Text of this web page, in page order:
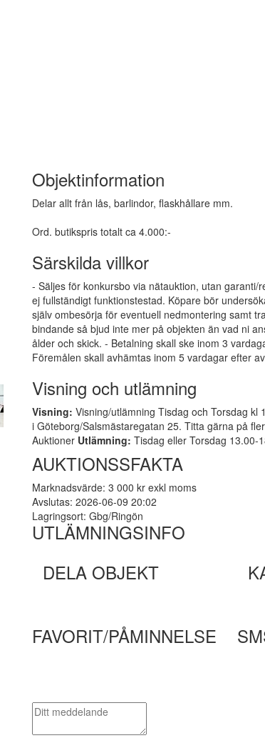
Objektinformation
Delar allt från lås, barlindor, flaskhållare mm.
Ord. butikspris totalt ca 4.000:-
Särskilda villkor
- Säljes för konkursbo via nätauktion, utan garanti/
ej fullständigt funktionstestad. Köpare bör
själv ombesörja för eventuell nedmontering samt
bindande så bjud inte mer på objekten än vad ni
ålder och skick. - Betalning skall ske inom 3
Föremålen skall avhämtas inom 5 vardagar efter
Visning och utlämning
Visning: Visning/utlämning Tisdag och Torsdag kl
i Göteborg/Salsmästaregatan 25. Titta gärna på
Auktioner Utlämning: Tisdag eller Torsdag 13.00-
AUKTIONSSFAKTA
Marknadsvärde: 3 000 kr exkl moms
Avslutas: 2026-06-09 20:02
Lagringsort: Gbg/Ringön
UTLÄMNINGSINFO
DELA OBJEKT
FAVORIT/PÅMINNELSE